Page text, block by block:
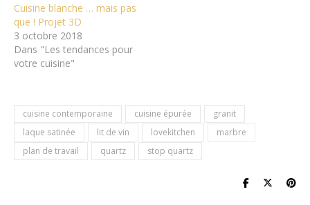
Cuisine blanche … mais pas
que ! Projet 3D
3 octobre 2018
Dans "Les tendances pour
votre cuisine"
cuisine contemporaine cuisine épurée
granit
laque satinée
lit de vin lovekitchen
marbre
plan de travail
quartz stop quartz